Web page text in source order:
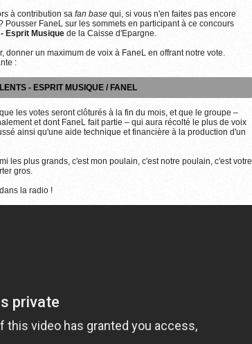
à contribution sa fan base qui, si vous n'en faites pas encore
Pousser FaneL sur les sommets en participant à ce concours
Esprit Musique de la Caisse d'Epargne.
donner un maximum de voix à FaneL en offrant notre vote.
:
- ESPRIT MUSIQUE / FANEL
les votes seront clôturés à la fin du mois, et que le groupe –
et dont FaneL fait partie – qui aura récolté le plus de voix
ainsi qu'une aide technique et financière à la production d'un
les plus grands, c'est mon poulain, c'est notre poulain, c'est votre
gros.
la radio !